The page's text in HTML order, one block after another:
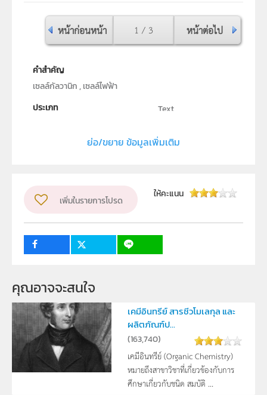
หน้าก่อนหน้า 1 / 3 หน้าต่อไป
คำสำคัญ
เซลล์กัลวานิก , เซลล์ไฟฟ้า
ประเภท
Text
สถาบันส่งเสริมการสอนวิทยาศาสตร์และเทคโนโลยี (สสวท.)
วิชา
เคมี
กลุ่มเป้าหมาย
ย่อ/ขยาย ข้อมูลเพิ่มเติม
เพิ่มในรายการโปรด
ให้คะแนน
คุณอาจจะสนใจ
เคมีอินทรีย์ สารชีวโมเลกุล และ
ผลิตภัณฑ์ป...
(163,740)
เคมีอินทรีย์ (Organic Chemistry)
หมายถึงสาขาวิชาที่เกี่ยวข้องกับการ
ศึกษาเกี่ยวกับชนิด สมบัติ ...